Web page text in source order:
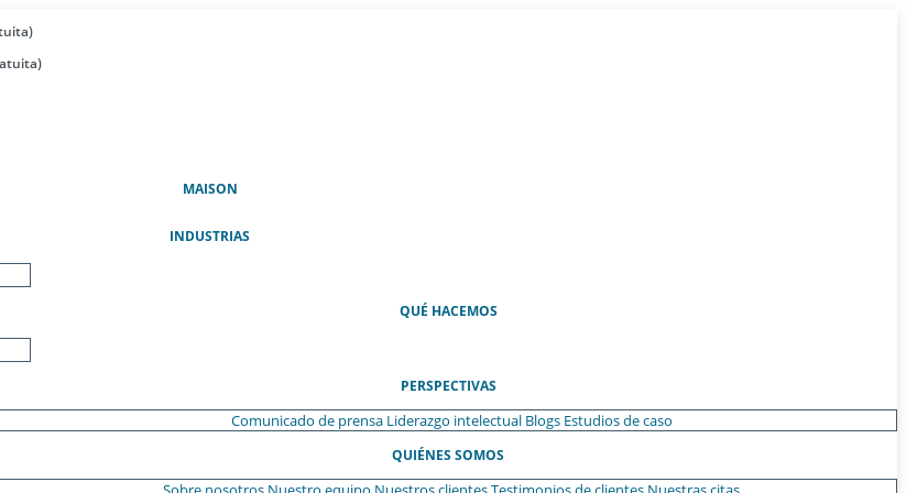
MAISON(ACTUAL)
INDUSTRIAS
QUÉ HACEMOS
PERSPECTIVAS
Comunicado de prensa Liderazgo intelectual Blogs Estudios de caso
QUIÉNES SOMOS